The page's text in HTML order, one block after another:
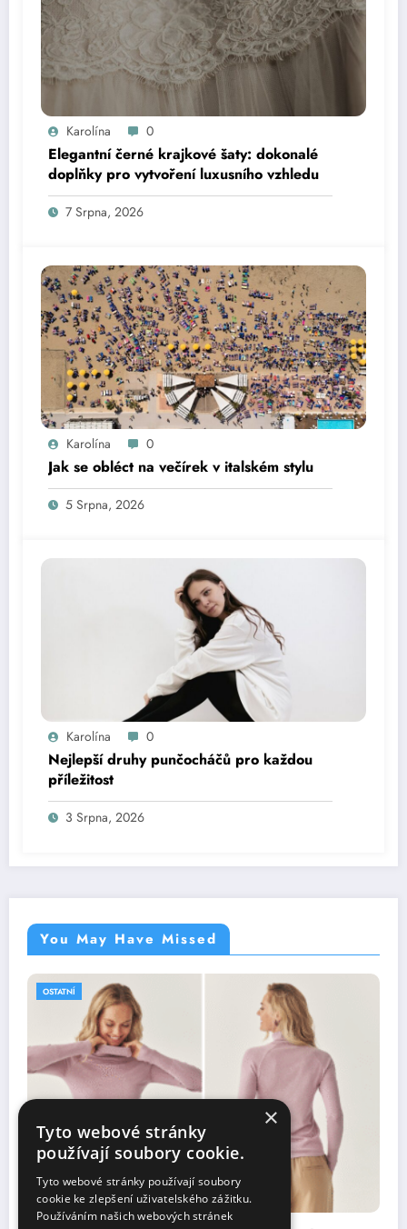
Karolína 0
Elegantní černé krajkové šaty: dokonalé
doplňky pro vytvoření luxusního vzhledu
7 Srpna, 2026
Karolína 0
Jak se obléct na večírek v italském stylu
5 Srpna, 2026
Karolína 0
Nejlepší druhy punčocháčů pro každou
příležitost
3 Srpna, 2026
You May Have Missed
OSTATNÍ
×
Tyto webové stránky
používají soubory cookie.
Tyto webové stránky používají soubory
cookie ke zlepšení uživatelského zážitku.
Používáním našich webových stránek